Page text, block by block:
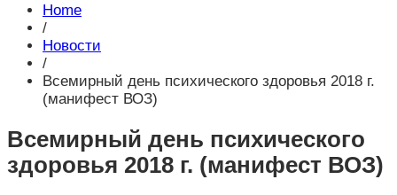
Home
/
Новости
/
Всемирный день психического здоровья 2018 г.
(манифест ВОЗ)
Всемирный день психического
здоровья 2018 г. (манифест ВОЗ)